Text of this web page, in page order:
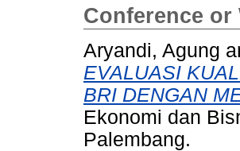
Conference or
Aryandi, Agung
EVALUASI
BRI DENGAN
Ekonomi dan
Palembang.